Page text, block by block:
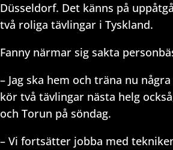
Düsseldorf. Det känns på
två roliga tävlingar i Tyskland.
Fanny närmar sig sakta
– Jag ska hem och träna nu
kör två tävlingar nästa helg
och Torun på söndag.
– Vi fortsätter jobba med